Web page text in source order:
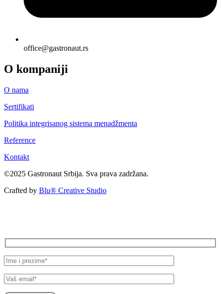
office@gastronaut.rs
O kompaniji
O nama
Sertifikati
Politika integrisanog sistema menadžmenta
Reference
Kontakt
©2025 Gastronaut Srbija. Sva prava zadržana.
Crafted by Blu® Creative Studio